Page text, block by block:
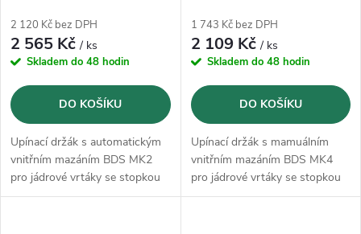
2 120 Kč bez DPH
2 565 Kč/ ks
Skladem do 48 hodin
DO KOŠÍKU
Upínací držák s automatickým
vnitřním mazáním BDS MK2
pro jádrové vrtáky se stopkou
Weldon
1 743 Kč bez DPH
2 109 Kč/ ks
Skladem do 48 hodin
DO KOŠÍKU
Upínací držák s mamuálním
vnitřním mazáním BDS MK4
pro jádrové vrtáky se stopkou
Weldon